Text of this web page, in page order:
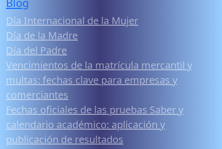
Día Internacional de la Mujer
Día de la Madre
Día del Padre
Vencimientos de la matrícula mercantil y
multas: fechas clave para empresas y
comerciantes
Fechas oficiales de las pruebas Saber y
calendario académico: aplicación y
publicación de resultados